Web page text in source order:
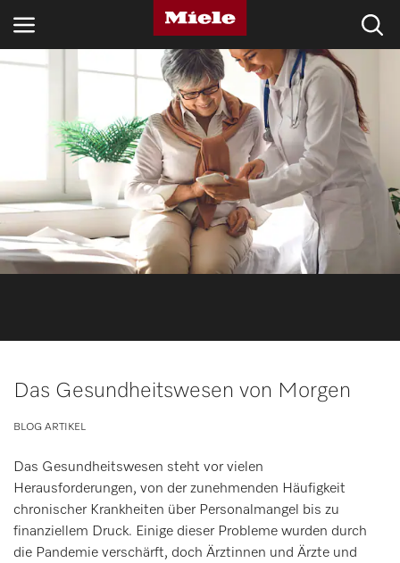
KNOWLEDGE HUB
PRODUKTE
SHOP
SERVICE & SUPPORT
IT DE
Das Gesundheitswesen von Morgen
BLOG ARTIKEL
Das Gesundheitswesen steht vor vielen
Herausforderungen, von der zunehmenden Häufigkeit
chronischer Krankheiten über Personalmangel bis zu
finanziellem Druck. Einige dieser Probleme wurden durch
die Pandemie verschärft, doch Ärztinnen und Ärzte und